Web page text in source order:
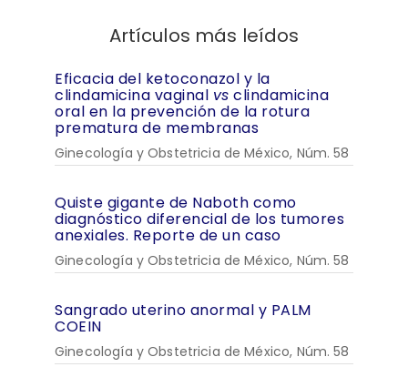
Artículos más leídos
Eficacia del ketoconazol y la
clindamicina vaginal vs clindamicina
oral en la prevención de la rotura
prematura de membranas
Ginecología y Obstetricia de México, Núm. 58
Quiste gigante de Naboth como
diagnóstico diferencial de los tumores
anexiales. Reporte de un caso
Ginecología y Obstetricia de México, Núm. 58
Sangrado uterino anormal y PALM
COEIN
Ginecología y Obstetricia de México, Núm. 58